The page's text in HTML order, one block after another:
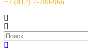
+7 (812) 7-700-966